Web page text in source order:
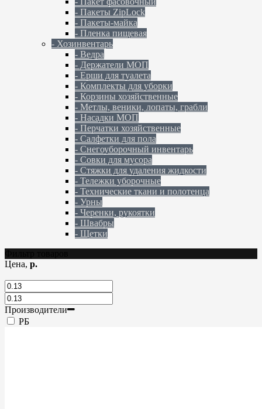
- Пакеты ZipLock
- Пакеты-майка
- Пленка пищевая
- Хозинвентарь
- Ведра
- Держатели МОП
- Ерши для туалета
- Комплекты для уборки
- Корзины хозяйственные
- Метлы, веники, лопаты, грабли
- Насадки МОП
- Перчатки хозяйственные
- Салфетки для пола
- Снегоуборочный инвентарь
- Совки для мусора
- Стяжки для удаления жидкости
- Тележки уборочные
- Технические ткани и полотенца
- Урны
- Черенки, рукоятки
- Швабры
- Щетки
Цена, р.
Производители
РБ